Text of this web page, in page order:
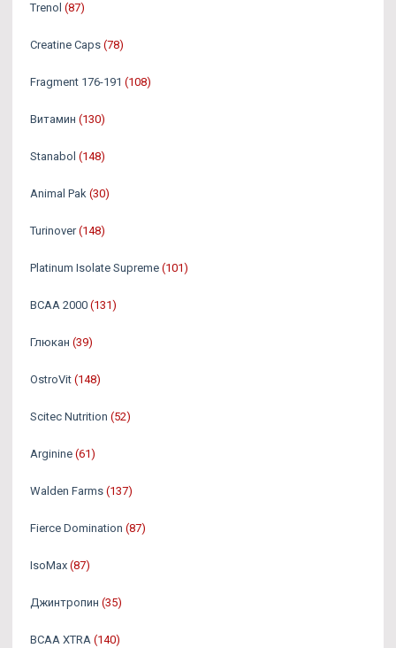
Trenol (87)
Creatine Caps (78)
Fragment 176-191 (108)
Витамин (130)
Stanabol (148)
Animal Pak (30)
Turinover (148)
Platinum Isolate Supreme (101)
BCAA 2000 (131)
Глюкан (39)
OstroVit (148)
Scitec Nutrition (52)
Arginine (61)
Walden Farms (137)
Fierce Domination (87)
IsoMax (87)
Джинтропин (35)
BCAA XTRA (140)